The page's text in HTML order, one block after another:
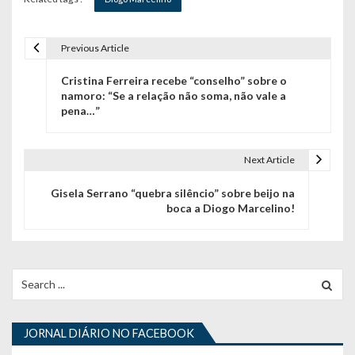
o
d
e
Previous Article
Cristina Ferreira recebe “conselho” sobre o
namoro: “Se a relação não soma, não vale a
pena…”
Next Article
Gisela Serrano “quebra silêncio” sobre beijo na
boca a Diogo Marcelino!
for:
JORNAL DIÁRIO NO FACEBOOK